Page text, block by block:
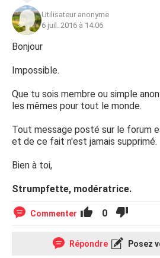
Utilisateur anonyme
6 juil. 2016 à 14:06
Bonjour
Impossible.
Que tu sois membre ou simple
les mêmes pour tout le monde.
Tout message posté sur le forum
et de ce fait n'est jamais supprimé.
Bien à toi,
Strumpfette, modératrice.
Commenter 0
Répondre Posez